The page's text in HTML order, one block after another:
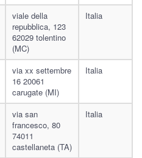
viale della
repubblica, 123
62029 tolentino
(MC)
Italia
via xx settembre
16 20061
carugate (MI)
Italia
via san
francesco, 80
74011
castellaneta (TA)
Italia